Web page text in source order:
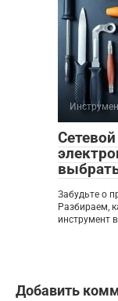
Забудьте о
Разбираем,
инструмент
Добавить